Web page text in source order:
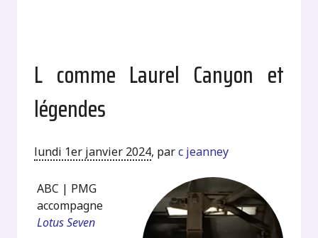
L comme Laurel Canyon et
légendes
lundi 1er janvier 2024, parc jeanney
ABC | PMG
accompagne
Lotus Seven